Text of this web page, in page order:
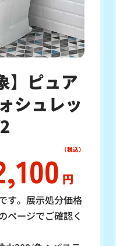
】ピュア
シュレッ
円
す。展示処分価格
ページでご確認く